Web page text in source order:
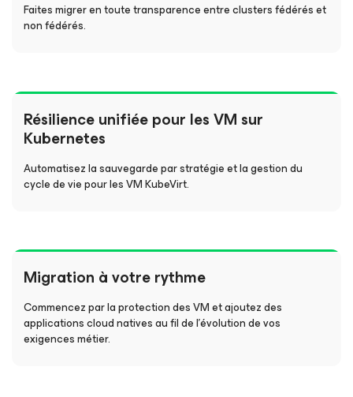
Faites migrer en toute transparence entre clusters fédérés et
non fédérés.
Résilience unifiée pour les VM sur
Kubernetes
Automatisez la sauvegarde par stratégie et la gestion du
cycle de vie pour les VM KubeVirt.
Migration à votre rythme
Commencez par la protection des VM et ajoutez des
applications cloud natives au fil de l’évolution de vos
exigences métier.